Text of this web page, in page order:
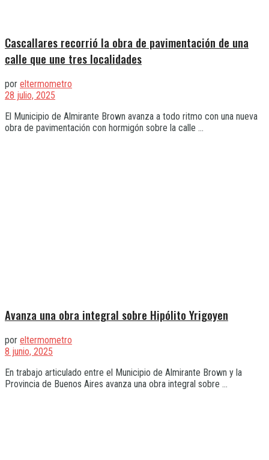
Cascallares recorrió la obra de pavimentación de una
calle que une tres localidades
por eltermometro
28 julio, 2025
El Municipio de Almirante Brown avanza a todo ritmo con una nueva
obra de pavimentación con hormigón sobre la calle ...
Avanza una obra integral sobre Hipólito Yrigoyen
por eltermometro
8 junio, 2025
En trabajo articulado entre el Municipio de Almirante Brown y la
Provincia de Buenos Aires avanza una obra integral sobre ...